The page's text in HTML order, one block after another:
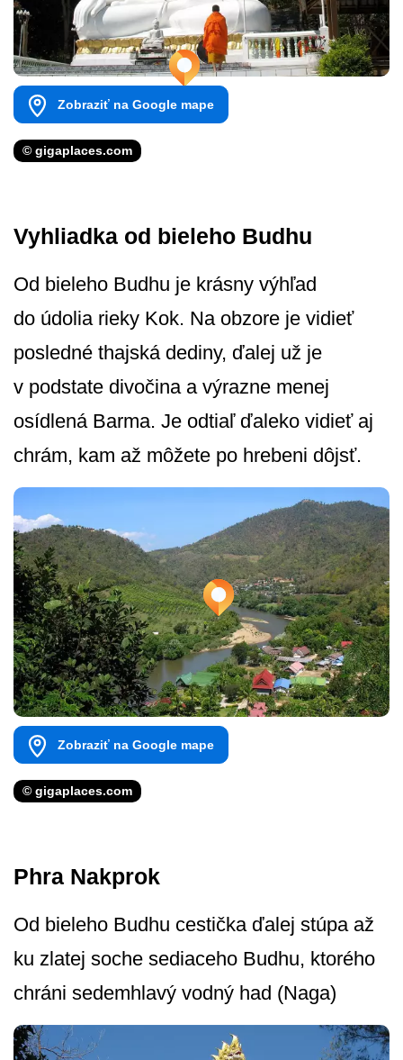
Zobraziť na Google mape
© gigaplaces.com
Vyhliadka od bieleho Budhu
Od bieleho Budhu je krásny výhľad
do údolia rieky Kok. Na obzore je vidieť
posledné thajská dediny, ďalej už je
v podstate divočina a výrazne menej
osídlená Barma. Je odtiaľ ďaleko vidieť aj
chrám, kam až môžete po hrebeni dôjsť.
Zobraziť na Google mape
© gigaplaces.com
Phra Nakprok
Od bieleho Budhu cestička ďalej stúpa až
ku zlatej soche sediaceho Budhu, ktorého
chráni sedemhlavý vodný had (Naga)